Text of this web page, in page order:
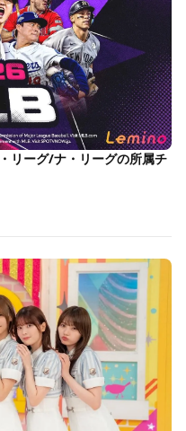
リーグ/ナ・リーグの所属チ